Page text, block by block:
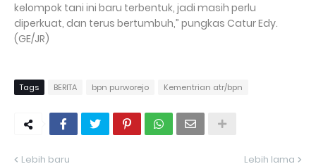
kelompok tani ini baru terbentuk, jadi masih perlu
diperkuat, dan terus bertumbuh,” pungkas Catur Edy.
(GE/JR)
Tags BERITA bpn purworejo Kementrian atr/bpn
Lebih baru Lebih lama